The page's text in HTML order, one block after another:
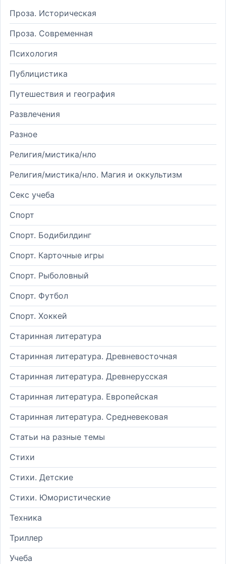
Проза. Историческая
Проза. Современная
Психология
Публицистика
Путешествия и география
Развлечения
Разное
Религия/мистика/нло
Религия/мистика/нло. Магия и оккультизм
Секс учеба
Спорт
Спорт. Бодибилдинг
Спорт. Карточные игры
Спорт. Рыболовный
Спорт. Футбол
Спорт. Хоккей
Старинная литература
Старинная литература. Древневосточная
Старинная литература. Древнерусская
Старинная литература. Европейская
Старинная литература. Средневековая
Статьи на разные темы
Стихи
Стихи. Детские
Стихи. Юмористические
Техника
Триллер
Учеба